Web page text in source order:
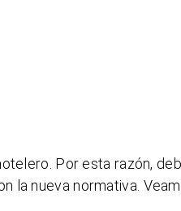
Por esta razón,
la nueva normativa.